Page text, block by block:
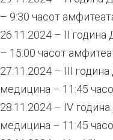
– 9:30 часот
26.11.2024 – II
– 15:00 часот
27.11.2024 – III
медицина – 11:45
28.11.2024 – IV
медицина – 11:45